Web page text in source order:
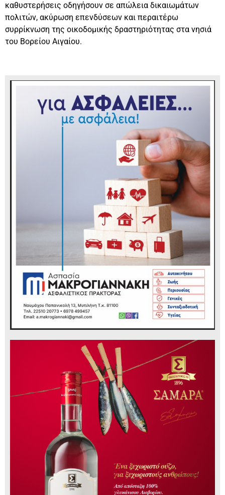
καθυστερήσεις οδηγήσουν σε απώλεια δικαιωμάτων
πολιτών, ακύρωση επενδύσεων και περαιτέρω
συρρίκνωση της οικοδομικής δραστηριότητας στα νησιά
του Βορείου Αιγαίου.